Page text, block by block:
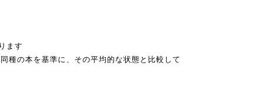
ます
種の本を基準に、その平均的な状態と比較して